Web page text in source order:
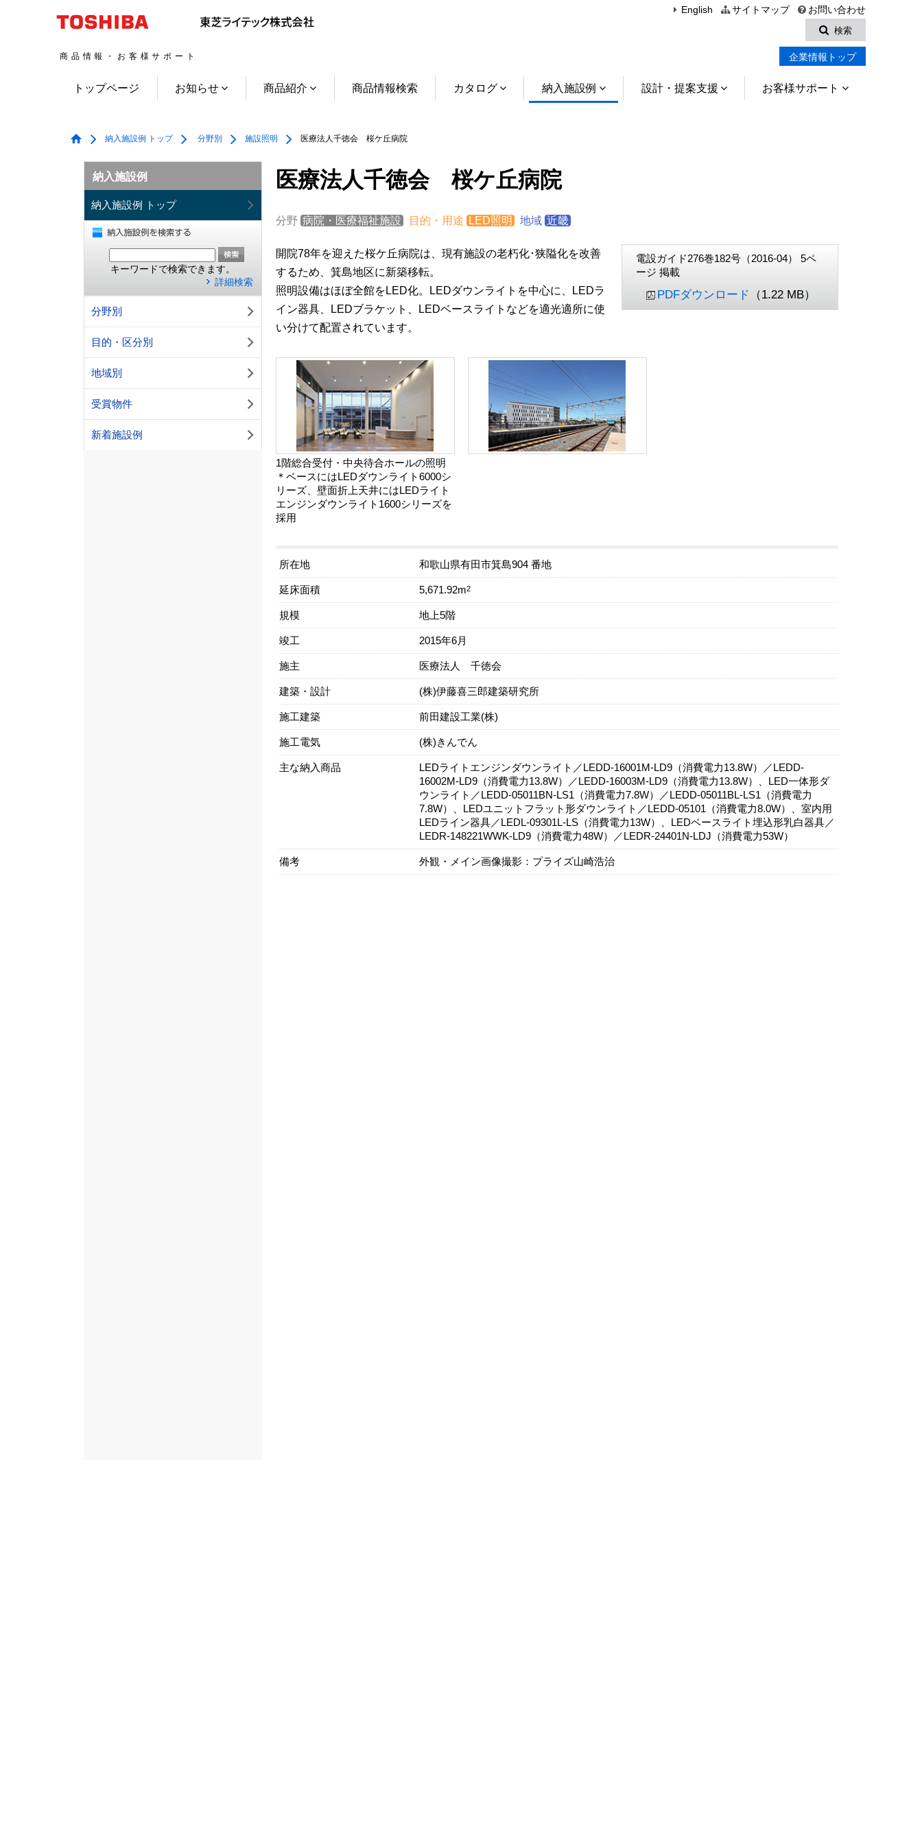
English サイトマップ
お問い合わせ
検索
商品情報・お客様サポート 企業情報トップ
トップページ お知らせ 商品紹介 商品情報検索 カタログ 納入施設例 設計・提案支援 お客様サポート
納入施設例 トップ 分野別 施設照明 医療法人千徳会 桜ケ丘病院
納入施設例
納入施設例 トップ
キーワードで検索できます。
詳細検索
分野別
目的・区分別
地域別
受賞物件
新着施設例
医療法人千徳会 桜ケ丘病院
分野 病院・医療福祉施設 目的・用途 LED照明 地域 近畿
開院78年を迎えた桜ケ丘病院は、現有施設の老朽化･狭隘化を改善
するため、箕島地区に新築移転。
照明設備はほぼ全館をLED化。LEDダウンライトを中心に、LEDラ
イン器具、LEDブラケット、LEDベースライトなどを適光適所に使
い分けて配置されています。
電設ガイド276巻182号（2016-04） 5ペ
ージ 掲載
PDFダウンロード （1.22 MB）
1階総合受付・中央待合ホールの照明
＊ベースにはLEDダウンライト6000シ
リーズ、壁面折上天井にはLEDライト
エンジンダウンライト1600シリーズを
採用
所在地 和歌山県有田市箕島904 番地
延床面積 5,671.92m2
規模 地上5階
竣工 2015年6月
施主 医療法人 千徳会
建築・設計 (株)伊藤喜三郎建築研究所
施工建築 前田建設工業(株)
施工電気 (株)きんでん
主な納入商品
LEDライトエンジンダウンライト／LEDD-16001M-LD9（消費電力13.8W）／LEDD-
16002M-LD9（消費電力13.8W）／LEDD-16003M-LD9（消費電力13.8W）、LED一体形ダ
ウンライト／LEDD-05011BN-LS1（消費電力7.8W）／LEDD-05011BL-LS1（消費電力
7.8W）、LEDユニットフラット形ダウンライト／LEDD-05101（消費電力8.0W）、室内用
LEDライン器具／LEDL-09301L-LS（消費電力13W）、LEDベースライト埋込形乳白器具／
LEDR-148221WWK-LD9（消費電力48W）／LEDR-24401N-LDJ（消費電力53W）
備考 外観・メイン画像撮影：プライズ山崎浩治